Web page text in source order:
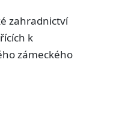
zahradnictví
k
zámeckého